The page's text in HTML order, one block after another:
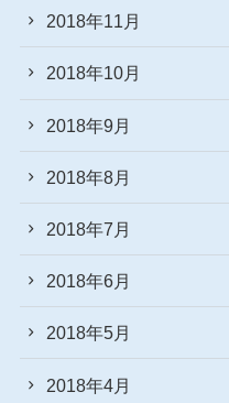
2018年11月
2018年10月
2018年9月
2018年8月
2018年7月
2018年6月
2018年5月
2018年4月